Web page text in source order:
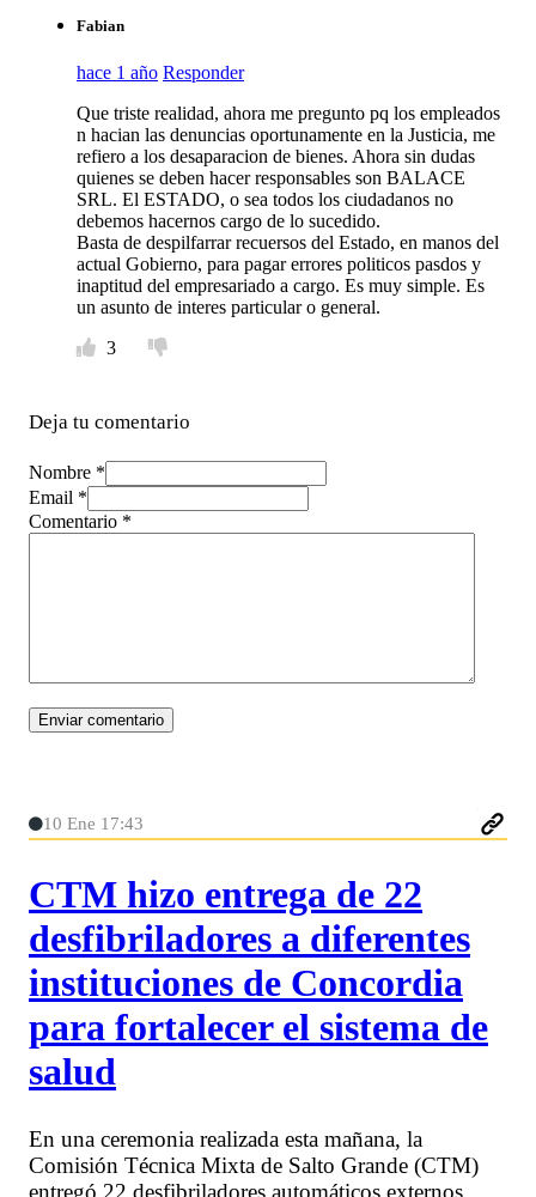
Fabian
hace 1 año Responder
Que triste realidad, ahora me pregunto pq los empleados
n hacian las denuncias oportunamente en la Justicia, me
refiero a los desaparacion de bienes. Ahora sin dudas
quienes se deben hacer responsables son BALACE
SRL. El ESTADO, o sea todos los ciudadanos no
debemos hacernos cargo de lo sucedido.
Basta de despilfarrar recuersos del Estado, en manos del
actual Gobierno, para pagar errores politicos pasdos y
inaptitud del empresariado a cargo. Es muy simple. Es
un asunto de interes particular o general.
3
Deja tu comentario
Nombre *
Email *
Comentario *
10 Ene 17:43
CTM hizo entrega de 22
desfibriladores a diferentes
instituciones de Concordia
para fortalecer el sistema de
salud
En una ceremonia realizada esta mañana, la
Comisión Técnica Mixta de Salto Grande (CTM)
entregó 22 desfibriladores automáticos externos